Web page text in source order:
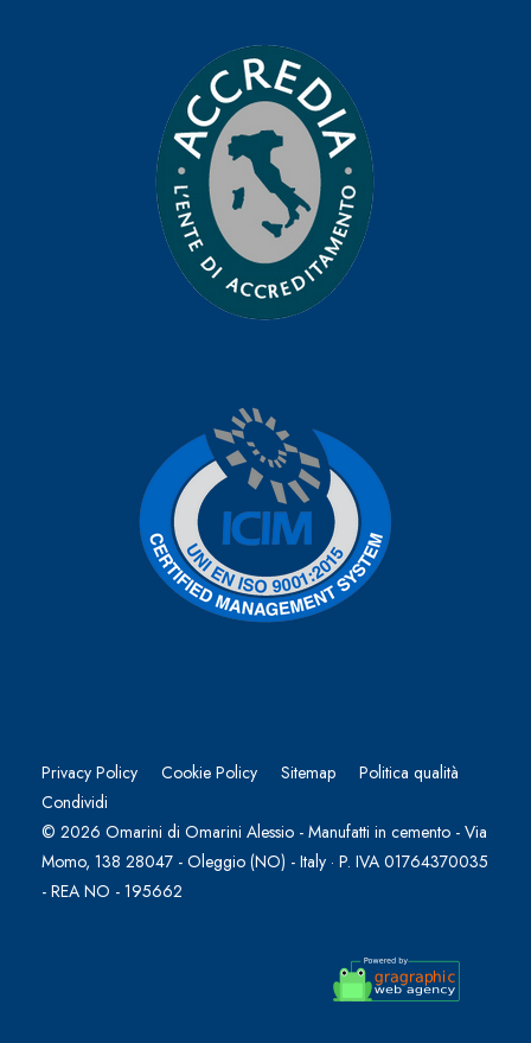
Privacy Policy Cookie Policy Sitemap
Politica qualità
Condividi
© 2026 Omarini di Omarini Alessio - Manufatti in cemento - Via
Momo, 138 28047 - Oleggio (NO) - Italy · P. IVA 01764370035
- REA NO - 195662